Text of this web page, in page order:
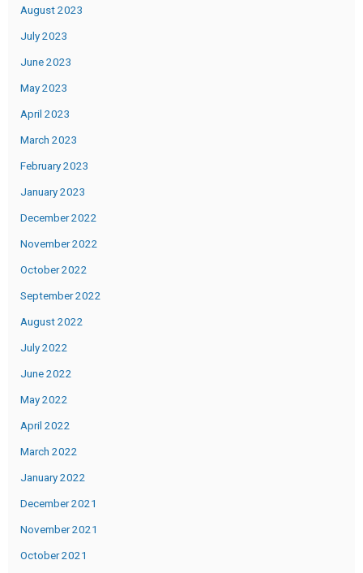
August 2023
July 2023
June 2023
May 2023
April 2023
March 2023
February 2023
January 2023
December 2022
November 2022
October 2022
September 2022
August 2022
July 2022
June 2022
May 2022
April 2022
March 2022
January 2022
December 2021
November 2021
October 2021